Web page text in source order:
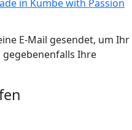
in Kumbewith Passion
E-Mail gesendet, um Ihr
Ihre